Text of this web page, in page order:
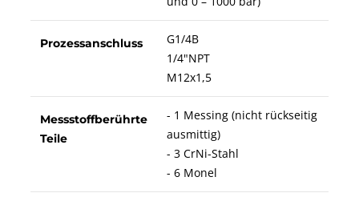
Prozessanschluss
G1/4B
1/4"NPT
M12x1,5
Messstoffberührte
Teile
- 1 Messing (nicht rückseitig
ausmittig)
- 3 CrNi-Stahl
- 6 Monel